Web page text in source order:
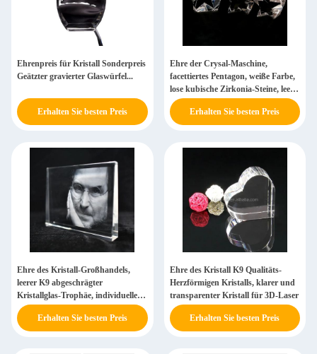
Ehrenpreis für Kristall Sonderpreis
Geätzter gravierter Glaswürfel...
Erhalten Sie besten Preis
Ehre der Crysal-Maschine,
facettiertes Pentagon, weiße Farbe,
lose kubische Zirkonia-Steine, leere
Kristallwürfel zum Gravieren
Erhalten Sie besten Preis
Ehre des Kristall-Großhandels,
leerer K9 abgeschrägter
Kristallglas-Trophäe, individuelles
Logo-Foto für Geschäftsgeschenke
und Souvenirs
Erhalten Sie besten Preis
Ehre des Kristall K9 Qualitäts-
Herzförmigen Kristalls, klarer und
transparenter Kristall für 3D-Laser
Erhalten Sie besten Preis